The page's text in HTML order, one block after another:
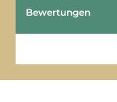
Bewertungen